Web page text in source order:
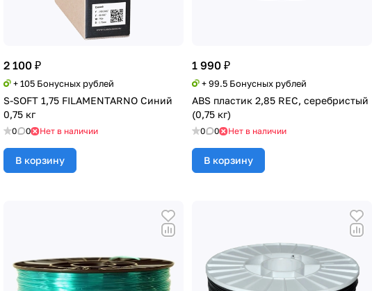
2 100 ₽
+ 105 Бонусных рублей
S-SOFT 1,75 FILAMENTARNO Синий
0,75 кг
0 0 Нет в наличии
В корзину
1 990 ₽
+ 99.5 Бонусных рублей
ABS пластик 2,85 REC, серебристый
(0,75 кг)
0 0 Нет в наличии
В корзину